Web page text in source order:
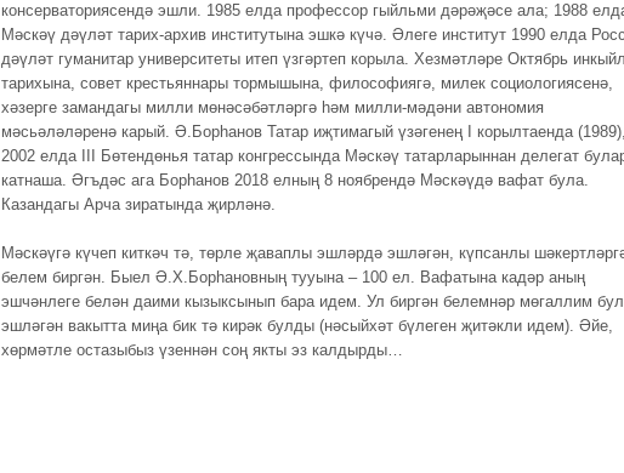
консерваториясендә эшли. 1985 елда профессор гыйльми дәрәҗәсе ала; 1988
Мәскәү дәүләт тарих-архив институтына эшкә күчә. Әлеге институт 1990 елда
дәүләт гуманитар университеты итеп үзгәртеп корыла. Хезмәтләре Октябрь
тарихына, совет крестьяннары тормышына, философиягә, милек социологиясенә,
хәзерге замандагы милли мөнәcәбәтләргә һәм милли-мәдәни автономия
мәсьәләләренә карый. Ә.Борһанов Татар иҗтимагый үзәгенең I корылтаенда (1989),
2002 елда III Бөтендөнья татар конгрессында Мәскәү татарларыннан делегат
катнаша. Әгъдәс ага Борһанов 2018 елның 8 ноябрендә Мәскәүдә вафат була.
Казандагы Арча зиратында җирләнә.
Мәскәүгә күчеп киткәч тә, төрле җаваплы эшләрдә эшләгән, күпсанлы
белем биргән. Быел Ә.Х.Борһановның тууына – 100 ел. Вафатына кадәр аның
эшчәнлеге белән даими кызыксынып бара идем. Ул биргән белемнәр мөгаллим
эшләгән вакытта миңа бик тә кирәк булды (нәсыйхәт бүлеген җитәкли идем). Әйе,
хөрмәтле остазыбыз үзеннән соң якты эз калдырды…